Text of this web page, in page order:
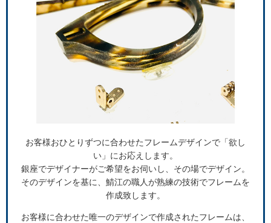
お客様おひとりずつに合わせたフレームデザインで「欲し
い」にお応えします。
銀座でデザイナーがご希望をお伺いし、その場でデザイン。
そのデザインを基に、鯖江の職人が熟練の技術でフレームを
作成致します。
お客様に合わせた唯一のデザインで作成されたフレームは、